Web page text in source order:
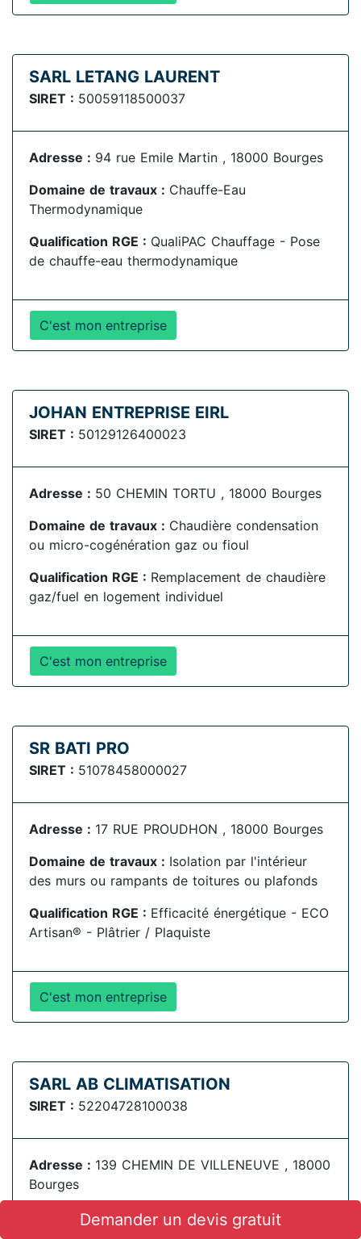
SARL LETANG LAURENT
SIRET : 50059118500037
Adresse : 94 rue Emile Martin , 18000 Bourges
Domaine de travaux : Chauffe-Eau
Thermodynamique
Qualification RGE : QualiPAC Chauffage - Pose
de chauffe-eau thermodynamique
C'est mon entreprise
JOHAN ENTREPRISE EIRL
SIRET : 50129126400023
Adresse : 50 CHEMIN TORTU , 18000 Bourges
Domaine de travaux : Chaudière condensation
ou micro-cogénération gaz ou fioul
Qualification RGE : Remplacement de chaudière
gaz/fuel en logement individuel
C'est mon entreprise
SR BATI PRO
SIRET : 51078458000027
Adresse : 17 RUE PROUDHON , 18000 Bourges
Domaine de travaux : Isolation par l'intérieur
des murs ou rampants de toitures ou plafonds
Qualification RGE : Efficacité énergétique - ECO
Artisan® - Plâtrier / Plaquiste
C'est mon entreprise
SARL AB CLIMATISATION
SIRET : 52204728100038
Adresse : 139 CHEMIN DE VILLENEUVE , 18000
Bourges
Domaine de travaux : Chauffe-Eau
Demander un devis gratuit